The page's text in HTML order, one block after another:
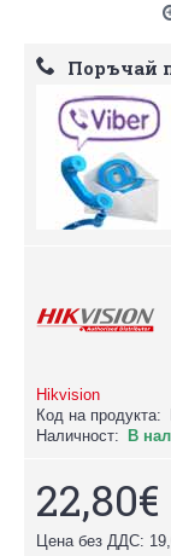
Поръчай
Hikvision
Код на продукта:
Наличност:
В
22,80€
Цена без ДДС: